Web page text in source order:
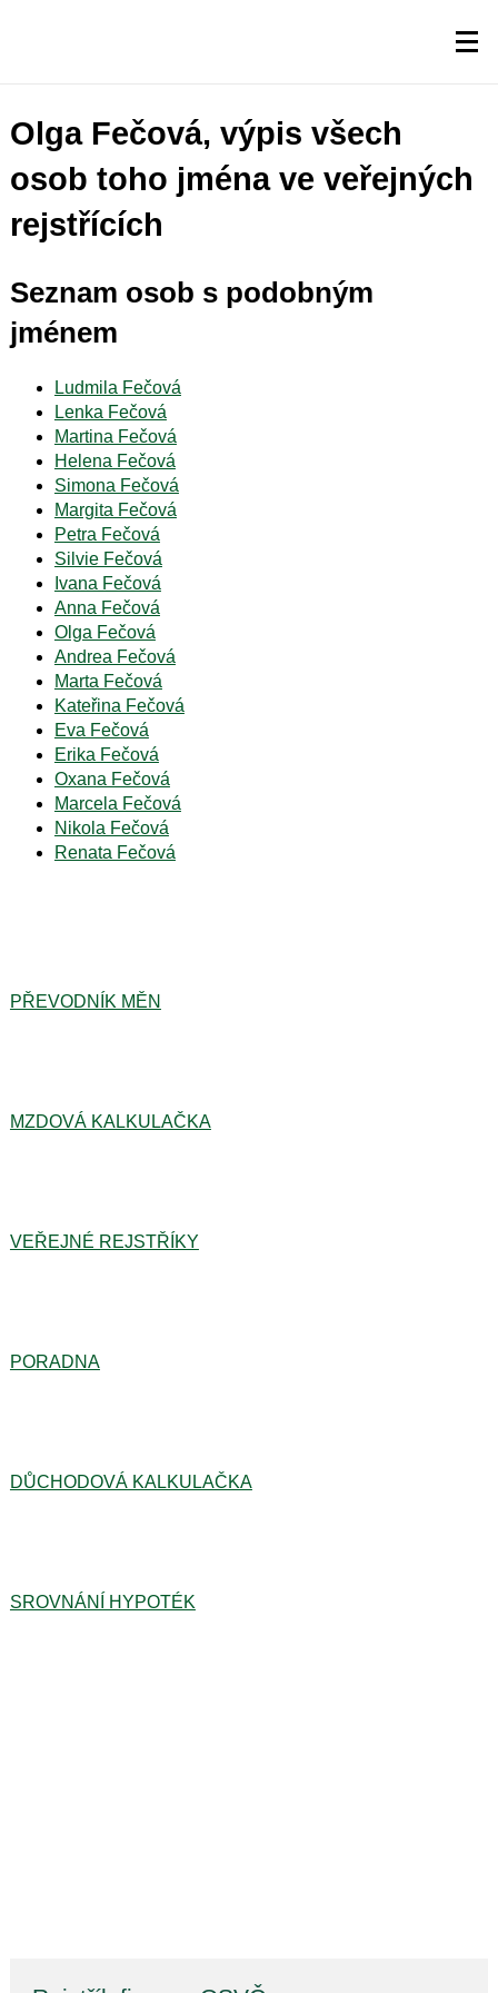
Olga Fečová, výpis všech
osob toho jména ve veřejných
rejstřících
Seznam osob s podobným
jménem
Ludmila Fečová
Lenka Fečová
Martina Fečová
Helena Fečová
Simona Fečová
Margita Fečová
Petra Fečová
Silvie Fečová
Ivana Fečová
Anna Fečová
Olga Fečová
Andrea Fečová
Marta Fečová
Kateřina Fečová
Eva Fečová
Erika Fečová
Oxana Fečová
Marcela Fečová
Nikola Fečová
Renata Fečová
PŘEVODNÍK MĚN
MZDOVÁ KALKULAČKA
VEŘEJNÉ REJSTŘÍKY
PORADNA
DŮCHODOVÁ KALKULAČKA
SROVNÁNÍ HYPOTÉK